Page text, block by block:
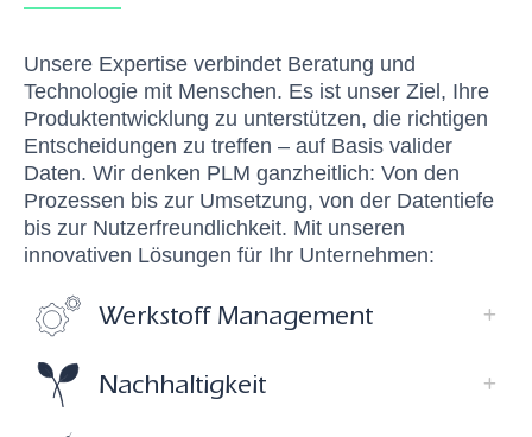
Unsere Expertise verbindet Beratung und
Technologie mit Menschen. Es ist unser Ziel, Ihre
Produktentwicklung zu unterstützen, die richtigen
Entscheidungen zu treffen – auf Basis valider
Daten. Wir denken PLM ganzheitlich: Von den
Prozessen bis zur Umsetzung, von der Datentiefe
bis zur Nutzerfreundlichkeit. Mit unseren
innovativen Lösungen für Ihr Unternehmen:
Werkstoff Management
Nachhaltigkeit